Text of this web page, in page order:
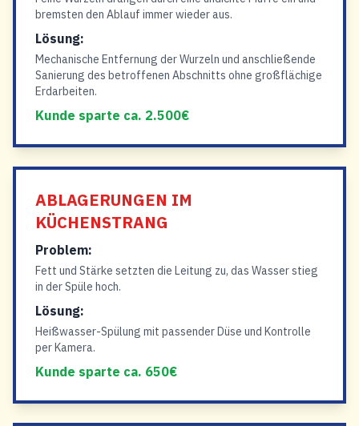
bremsten den Ablauf immer wieder aus.
Lösung:
Mechanische Entfernung der Wurzeln und anschließende
Sanierung des betroffenen Abschnitts ohne großflächige
Erdarbeiten.
Kunde sparte ca. 2.500€
ABLAGERUNGEN IM
KÜCHENSTRANG
Problem:
Fett und Stärke setzten die Leitung zu, das Wasser stieg
in der Spüle hoch.
Lösung:
Heißwasser-Spülung mit passender Düse und Kontrolle
per Kamera.
Kunde sparte ca. 650€